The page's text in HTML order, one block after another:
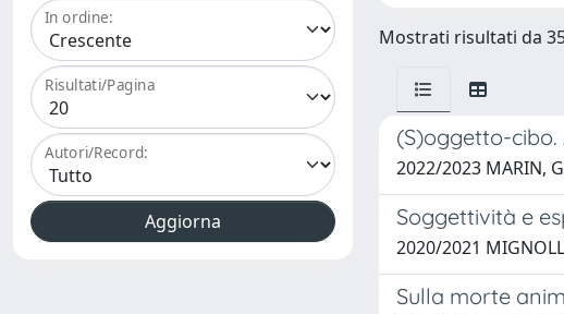
In ordine:
Risultati/Pagina
Autori/Record:
Mostrati risultati da
(S)oggetto-
2022/2023 MARIN,
Soggettività e
2020/2021
Sulla morte